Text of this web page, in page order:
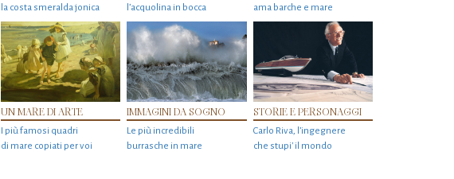
la costa smeralda jonica
l’acquolina in bocca
ama barche e mare
UN MARE DI ARTE
I più famosi quadri
di mare copiati per voi
IMMAGINI DA SOGNO
Le più incredibili
burrasche in mare
STORIE E PERSONAGGI
Carlo Riva, l’ingegnere
che stupi' il mondo